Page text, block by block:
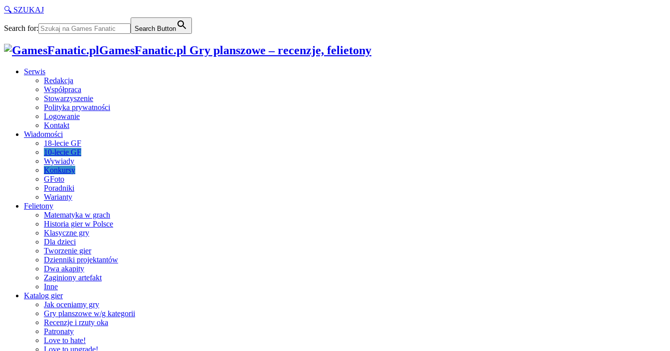
🔍 SZUKAJ
Search for: Search Button
GamesFanatic.pl Gry planszowe – recenzje, felietony
Serwis
Redakcja
Współpraca
Stowarzyszenie
Polityka prywatności
Logowanie
Kontakt
Wiadomości
18-lecie GF
10-lecie GF
Wywiady
Konkursy
GFoto
Poradniki
Warianty
Felietony
Matematyka w grach
Historia gier w Polsce
Klasyczne gry
Dla dzieci
Tworzenie gier
Dzienniki projektantów
Dwa akapity
Zaginiony artefakt
Inne
Katalog gier
Jak oceniamy gry
Gry planszowe w/g kategorii
Recenzje i rzuty oka
Patronaty
Love to hate!
Love to upgrade!